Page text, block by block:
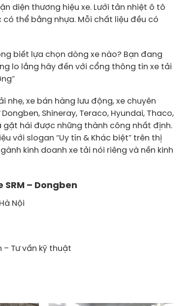
diện thương hiệu xe. Lưới tản nhiệt ô tô
thể bằng nhựa. Mỗi chất liệu đều có
biết lựa chọn dòng xe nào? Bạn đang
lo lắng hãy đến với cổng thông tin xe tải
nhẹ, xe bán hàng lưu động, xe chuyên
Shineray, Teraco, Hyundai, Thaco,
gặt hái được những thành công nhất định.
với slogan “Uy tín & Khác biệt” trên thị
kinh doanh xe tải nói riêng và nền kinh
SRM – Dongben
Nội
– Tư vấn kỹ thuật